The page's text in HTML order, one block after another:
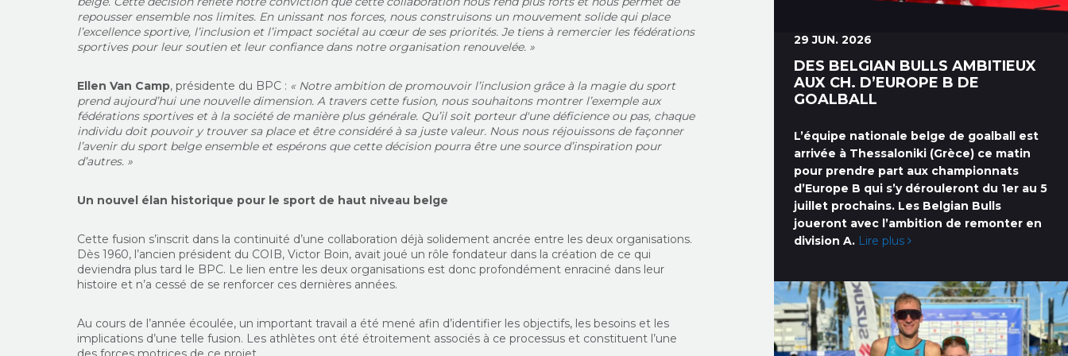
repousser ensemble nos limites. En unissant nos forces, nous construisons un mouvement solide qui place
l’excellence sportive, l’inclusion et l’impact sociétal au cœur de ses priorités. Je tiens à remercier les fédérations
sportives pour leur soutien et leur confiance dans notre organisation renouvelée. »
Ellen Van Camp, présidente du BPC : « Notre ambition de promouvoir l’inclusion grâce à la magie du sport
prend aujourd’hui une nouvelle dimension.A travers cette fusion, nous souhaitons montrer l’exemple aux
fédérations sportives et à la société de manière plus générale. Qu’il soit porteur d'une déficience ou pas, chaque
individu doit pouvoir y trouver sa place et être considéré à sa juste valeur. Nous nous réjouissons de façonner
l’avenir du sport belge ensemble et espérons que cette décision pourra être une source d’inspiration pour
d’autres. »
Un nouvel élan historique pour le sport de haut niveau belge
Cette fusion s’inscrit dans la continuité d’une collaboration déjà solidement ancrée entre les deux organisations.
Dès 1960, l’ancien président du COIB, Victor Boin, avait joué un rôle fondateur dans la création de ce qui
deviendra plus tard le BPC. Le lien entre les deux organisations est donc profondément enraciné dans leur
histoire et n’a cessé de se renforcer ces dernières années.
Au cours de l’année écoulée, un important travail a été mené afin d’identifier les objectifs, les besoins et les
implications d’une telle fusion. Les athlètes ont été étroitement associés à ce processus et constituent l’une
29 JUN. 2026
DES BELGIAN BULLS AMBITIEUX
AUX CH. D’EUROPE B DE
GOALBALL
L’équipe nationale belge de goalball est
arrivée à Thessaloniki (Grèce) ce matin
pour prendre part aux championnats
d’Europe B qui s’y dérouleront du 1er au 5
juillet prochains. Les Belgian Bulls
joueront avec l’ambition de remonter en
division A. Lire plus